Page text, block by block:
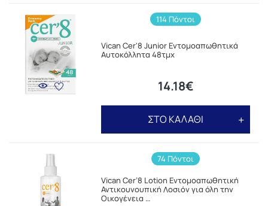
114 Πόντοι
Vican Cer'8 Junior Εντομοαπωθητικά
Αυτοκόλλητα 48τμχ
14.18€
ΣΤΟ ΚΑΛΑΘΙ
74 Πόντοι
Vican Cer’8 Lotion Εντομοαπωθητική
Αντικουνουπική Λοσιόν για όλη την
Οικογένεια …